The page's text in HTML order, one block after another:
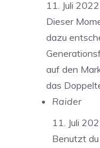
11. Juli
Dieser
dazu
auf den
das
Raider
11. Juli
Benutzt